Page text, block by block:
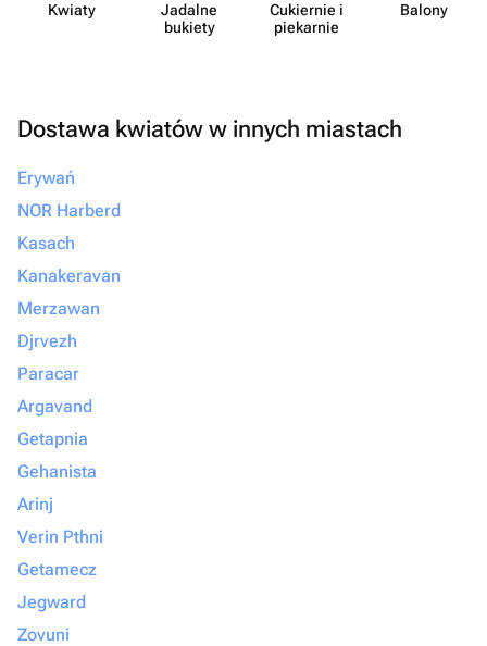
Kwiaty
Jadalne
bukiety
Cukiernie i
piekarnie
Balony
Dostawa kwiatów w innych miastach
Erywań
NOR Harberd
Kasach
Kanakeravan
Merzawan
Djrvezh
Paracar
Argavand
Getapnia
Gehanista
Arinj
Verin Pthni
Getamecz
Jegward
Zovuni